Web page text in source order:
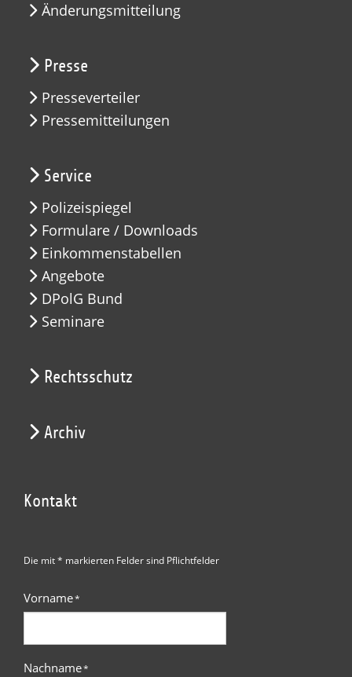
Änderungsmitteilung
Presse
Presseverteiler
Pressemitteilungen
Service
Polizeispiegel
Formulare / Downloads
Einkommenstabellen
Angebote
DPolG Bund
Seminare
Rechtsschutz
Archiv
Kontakt
Die mit * markierten Felder sind Pflichtfelder
Vorname*
Nachname*